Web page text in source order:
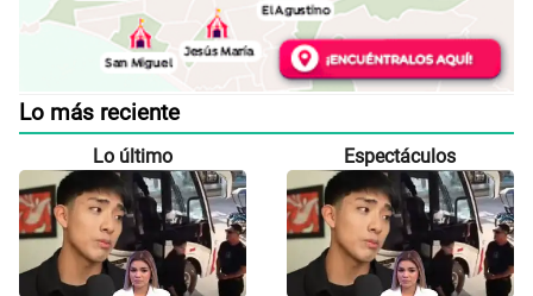
Lo más reciente
Lo último Espectáculos